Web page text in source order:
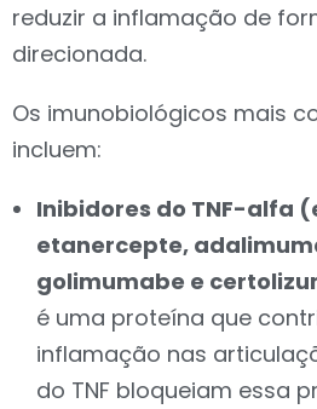
reduzir a inflamação de
direcionada.
Os imunobiológicos mais
incluem:
Inibidores do TNF-alfa
etanercepte,
golimumabe e
é uma proteína que
inflamação nas
do TNF bloqueiam essa